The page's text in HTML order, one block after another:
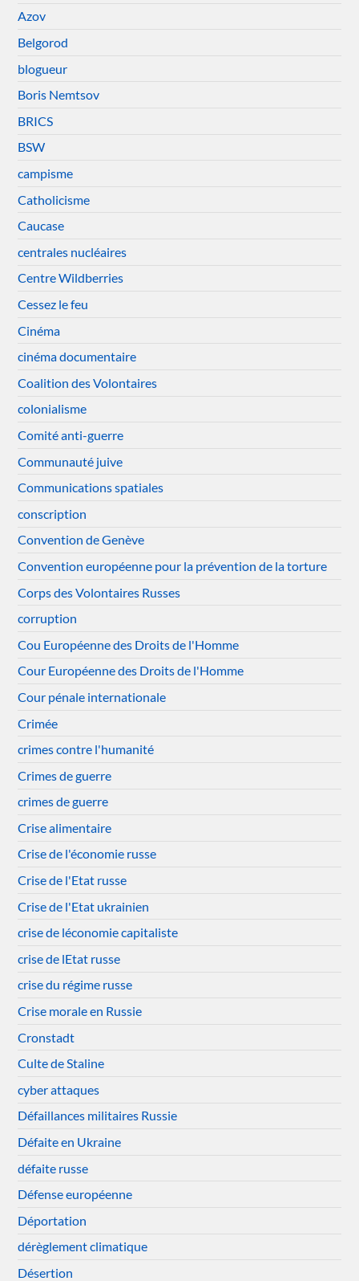
Azov
Belgorod
blogueur
Boris Nemtsov
BRICS
BSW
campisme
Catholicisme
Caucase
centrales nucléaires
Centre Wildberries
Cessez le feu
Cinéma
cinéma documentaire
Coalition des Volontaires
colonialisme
Comité anti-guerre
Communauté juive
Communications spatiales
conscription
Convention de Genève
Convention européenne pour la prévention de la torture
Corps des Volontaires Russes
corruption
Cou Européenne des Droits de l'Homme
Cour Européenne des Droits de l'Homme
Cour pénale internationale
Crimée
crimes contre l'humanité
Crimes de guerre
crimes de guerre
Crise alimentaire
Crise de l'économie russe
Crise de l'Etat russe
Crise de l'Etat ukrainien
crise de léconomie capitaliste
crise de lEtat russe
crise du régime russe
Crise morale en Russie
Cronstadt
Culte de Staline
cyber attaques
Défaillances militaires Russie
Défaite en Ukraine
défaite russe
Défense européenne
Déportation
dérèglement climatique
Désertion